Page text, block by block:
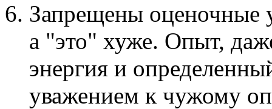
Запрещены оценочные
а "это" хуже. Опыт,
энергия и
уважением к чужому